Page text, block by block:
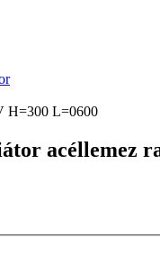
H=300 L=0600
acéllemez